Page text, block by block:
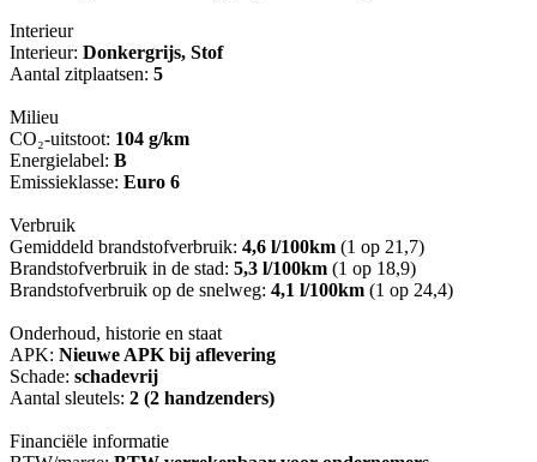
Interieur
Interieur: Donkergrijs, Stof
Aantal zitplaatsen: 5
Milieu
CO₂-uitstoot: 104 g/km
Energielabel: B
Emissieklasse: Euro 6
Verbruik
Gemiddeld brandstofverbruik: 4,6 l/100km (1 op 21,7)
Brandstofverbruik in de stad: 5,3 l/100km (1 op 18,9)
Brandstofverbruik op de snelweg: 4,1 l/100km (1 op 24,4)
Onderhoud, historie en staat
APK: Nieuwe APK bij aflevering
Schade: schadevrij
Aantal sleutels: 2 (2 handzenders)
Financiële informatie